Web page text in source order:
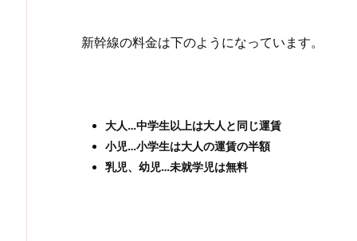
新幹線の料金は下のようになっています。
大人…中学生以上は大人と同じ運賃
小児…小学生は大人の運賃の半額
乳児、幼児…未就学児は無料